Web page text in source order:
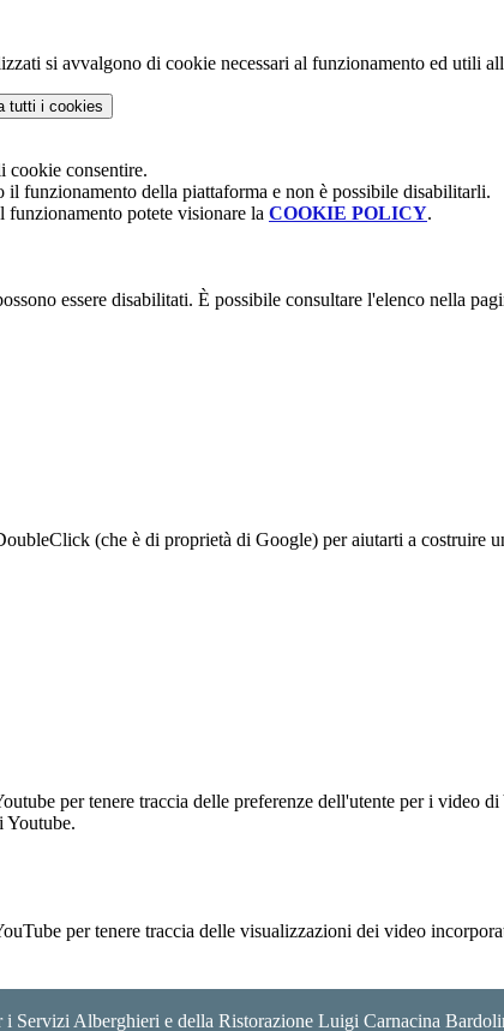
si avvalgono di cookie necessari al funzionamento ed utili
tutti i cookies
cookie consentire.
il funzionamento della piattaforma e non è possibile disabilitarli.
funzionamento potete visionare la COOKIE POLICY.
essere disabilitati. È possibile consultare l'elenco nella
(che è di proprietà di Google) per aiutarti a costruire
per tenere traccia delle preferenze dell'utente per i
Youtube.
per tenere traccia delle visualizzazioni dei video
i Servizi Alberghieri e della Ristorazione Luigi Carnacina